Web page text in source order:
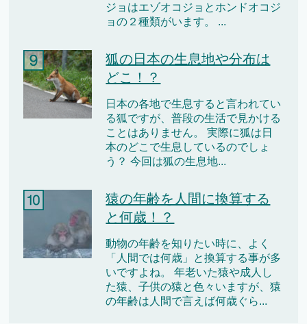
ジョはエゾオコジョとホンドオコジ
ョの２種類がいます。 ...
狐の日本の生息地や分布は
どこ！？
日本の各地で生息すると言われてい
る狐ですが、普段の生活で見かける
ことはありません。 実際に狐は日
本のどこで生息しているのでしょ
う？ 今回は狐の生息地...
猿の年齢を人間に換算する
と何歳！？
動物の年齢を知りたい時に、よく
「人間では何歳」と換算する事が多
いですよね。 年老いた猿や成人し
た猿、子供の猿と色々いますが、猿
の年齢は人間で言えば何歳ぐら...